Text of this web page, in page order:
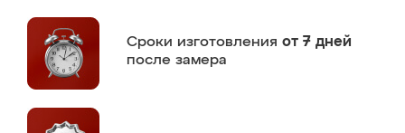
Сроки изготовления от 7 дней
после замера